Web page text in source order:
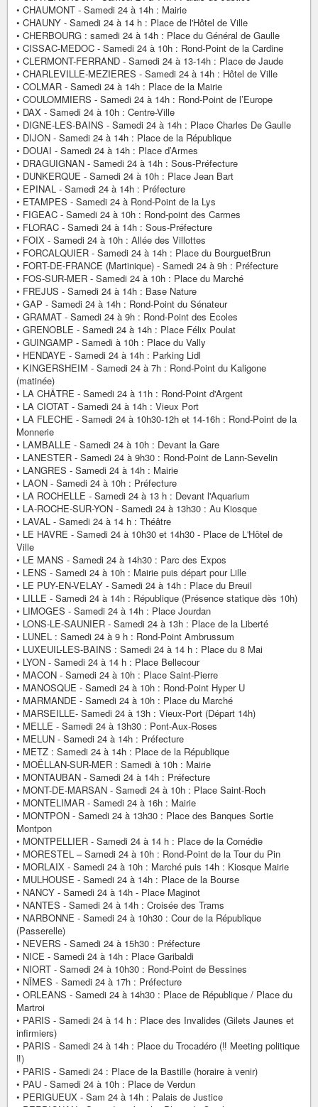
• CHAUMONT - Samedi 24 à 14h : Mairie
• CHAUNY - Samedi 24 à 14 h : Place de l'Hôtel de Ville
• CHERBOURG : samedi 24 à 14h : Place du Général de Gaulle
• CISSAC-MEDOC - Samedi 24 à 10h : Rond-Point de la Cardine
• CLERMONT-FERRAND - Samedi 24 à 13-14h : Place de Jaude
• CHARLEVILLE-MEZIERES - Samedi 24 à 14h : Hôtel de Ville
• COLMAR - Samedi 24 à 14h : Place de la Mairie
• COULOMMIERS - Samedi 24 à 14h : Rond-Point de l’Europe
• DAX - Samedi 24 à 10h : Centre-Ville
• DIGNE-LES-BAINS - Samedi 24 à 14h : Place Charles De Gaulle
• DIJON - Samedi 24 à 14h : Place de la République
• DOUAI - Samedi 24 à 14h : Place d’Armes
• DRAGUIGNAN - Samedi 24 à 14h : Sous-Préfecture
• DUNKERQUE - Samedi 24 à 10h : Place Jean Bart
• EPINAL - Samedi 24 à 14h : Préfecture
• ETAMPES - Samedi 24 à Rond-Point de la Lys
• FIGEAC - Samedi 24 à 10h : Rond-point des Carmes
• FLORAC - Samedi 24 à 14h : Sous-Préfecture
• FOIX - Samedi 24 à 10h : Allée des Villottes
• FORCALQUIER - Samedi 24 à 14h : Place du BourguetBrun
• FORT-DE-FRANCE (Martinique) - Samedi 24 à 9h : Préfecture
• FOS-SUR-MER - Samedi 24 à 10h : Place du Marché
• FREJUS - Samedi 24 à 14h : Base Nature
• GAP - Samedi 24 à 14h : Rond-Point du Sénateur
• GRAMAT - Samedi 24 à 9h : Rond-Point des Ecoles
• GRENOBLE - Samedi 24 à 14h : Place Félix Poulat
• GUINGAMP - Samedi à 10h : Place du Vally
• HENDAYE - Samedi 24 à 14h : Parking Lidl
• KINGERSHEIM - Samedi 24 à 7h : Rond-Point du Kaligone
(matinée)
• LA CHÂTRE - Samedi 24 à 11h : Rond-Point d'Argent
• LA CIOTAT - Samedi 24 à 14h : Vieux Port
• LA FLECHE - Samedi 24 à 10h30-12h et 14-16h : Rond-Point de la
Monnerie
• LAMBALLE - Samedi 24 à 10h : Devant la Gare
• LANESTER - Samedi 24 à 9h30 : Rond-Point de Lann-Sevelin
• LANGRES - Samedi 24 à 14h : Mairie
• LAON - Samedi 24 à 10h : Préfecture
• LA ROCHELLE - Samedi 24 à 13 h : Devant l'Aquarium
• LA-ROCHE-SUR-YON - Samedi 24 à 13h30 : Au Kiosque
• LAVAL - Samedi 24 à 14 h : Théâtre
• LE HAVRE - Samedi 24 à 10h30 et 14h30 - Place de L'Hôtel de
Ville
• LE MANS - Samedi 24 à 14h30 : Parc des Expos
• LENS - Samedi 24 à 10h : Mairie puis départ pour Lille
• LE PUY-EN-VELAY - Samedi 24 à 14h : Place du Breuil
• LILLE - Samedi 24 à 14h : République (Présence statique dès 10h)
• LIMOGES - Samedi 24 à 14h : Place Jourdan
• LONS-LE-SAUNIER - Samedi 24 à 13h : Place de la Liberté
• LUNEL : Samedi 24 à 9 h : Rond-Point Ambrussum
• LUXEUIL-LES-BAINS : Samedi 24 à 14 h : Place du 8 Mai
• LYON - Samedi 24 à 14 h : Place Bellecour
• MACON - Samedi 24 à 10h : Place Saint-Pierre
• MANOSQUE - Samedi 24 à 10h : Rond-Point Hyper U
• MARMANDE - Samedi 24 à 10h : Place du Marché
• MARSEILLE- Samedi 24 à 13h : Vieux-Port (Départ 14h)
• MELLE - Samedi 24 à 13h30 : Pont-Aux-Roses
• MELUN - Samedi 24 à 14h : Préfecture
• METZ : Samedi 24 à 14h : Place de la République
• MOËLLAN-SUR-MER : Samedi à 10h : Mairie
• MONTAUBAN - Samedi 24 à 14h : Préfecture
• MONT-DE-MARSAN - Samedi 24 à 10h : Place Saint-Roch
• MONTELIMAR - Samedi 24 à 16h : Mairie
• MONTPON - Samedi 24 à 13h30 : Place des Banques Sortie
Montpon
• MONTPELLIER - Samedi 24 à 14 h : Place de la Comédie
• MORESTEL – Samedi 24 à 10h : Rond-Point de la Tour du Pin
• MORLAIX - Samedi 24 à 10h : Marché puis 14h : Kiosque Mairie
• MULHOUSE - Samedi 24 à 14h : Place de la Bourse
• NANCY - Samedi 24 à 14h - Place Maginot
• NANTES - Samedi 24 à 14h : Croisée des Trams
• NARBONNE - Samedi 24 à 10h30 : Cour de la République
(Passerelle)
• NEVERS - Samedi 24 à 15h30 : Préfecture
• NICE - Samedi 24 à 14h : Place Garibaldi
• NIORT - Samedi 24 à 10h30 : Rond-Point de Bessines
• NÎMES - Samedi 24 à 17h : Préfecture
• ORLEANS - Samedi 24 à 14h30 : Place de République / Place du
Martroi
• PARIS - Samedi 24 à 14 h : Place des Invalides (Gilets Jaunes et
infirmiers)
• PARIS - Samedi 24 à 14h : Place du Trocadéro (‼ Meeting politique
‼)
• PARIS - Samedi 24 : Place de la Bastille (horaire à venir)
• PAU - Samedi 24 à 10h : Place de Verdun
• PERIGUEUX - Sam 24 à 14h : Palais de Justice